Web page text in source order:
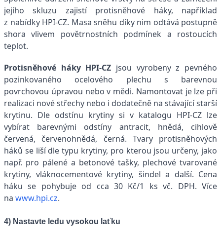
jejího skluzu zajistí protisněhové háky, například
z nabídky HPI-CZ. Masa sněhu díky nim odtává postupně
shora vlivem povětrnostních podmínek a rostoucích
teplot.
Protisněhové háky HPI-CZ jsou vyrobeny z pevného
pozinkovaného ocelového plechu s barevnou
povrchovou úpravou nebo v mědi. Namontovat je lze při
realizaci nové střechy nebo i dodatečně na stávající starší
krytinu. Dle odstínu krytiny si v katalogu HPI-CZ lze
vybírat barevnými odstíny antracit, hnědá, cihlově
červená, červenohnědá, černá. Tvary protisněhových
háků se liší dle typu krytiny, pro kterou jsou určeny, jako
např. pro pálené a betonové tašky, plechové tvarované
krytiny, vláknocementové krytiny, šindel a další. Cena
háku se pohybuje od cca 30 Kč/1 ks vč. DPH. Více
na www.hpi.cz.
4) Nastavte ledu vysokou laťku